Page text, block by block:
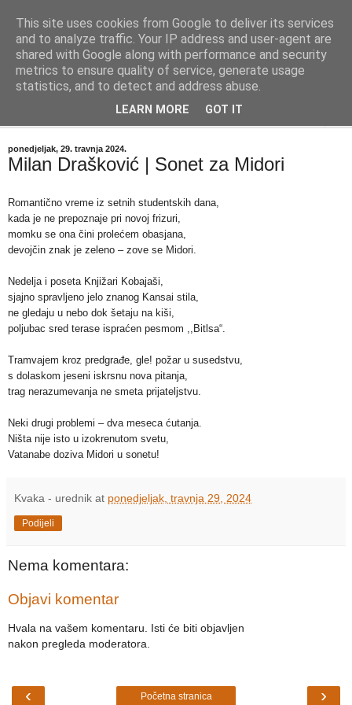
"Kvaka"
Časopis za književnost ISSN 2459-5632
ponedjeljak, 29. travnja 2024.
Milan Drašković | Sonet za Midori
Romantično vreme iz setnih studentskih dana,
kada je ne prepoznaje pri novoj frizuri,
momku se ona čini prolećem obasjana,
devojčin znak je zeleno – zove se Midori.
Nedelja i poseta Knjižari Kobajaši,
sjajno spravljeno jelo znanog Kansai stila,
ne gledaju u nebo dok šetaju na kiši,
poljubac sred terase ispraćen pesmom ,,Bitlsa“.
Tramvajem kroz predgrađe, gle! požar u susedstvu,
s dolaskom jeseni iskrsnu nova pitanja,
trag nerazumevanja ne smeta prijateljstvu.
Neki drugi problemi – dva meseca ćutanja.
Ništa nije isto u izokrenutom svetu,
Vatanabe doziva Midori u sonetu!
Kvaka - urednik at ponedjeljak, travnja 29, 2024
Podijeli
Nema komentara:
Objavi komentar
Hvala na vašem komentaru. Isti će biti objavljen
nakon pregleda moderatora.
‹ ›
Početna stranica
This site uses cookies from Google to deliver its services
and to analyze traffic. Your IP address and user-agent are
shared with Google along with performance and security
metrics to ensure quality of service, generate usage
statistics, and to detect and address abuse.
LEARN MORE GOT IT